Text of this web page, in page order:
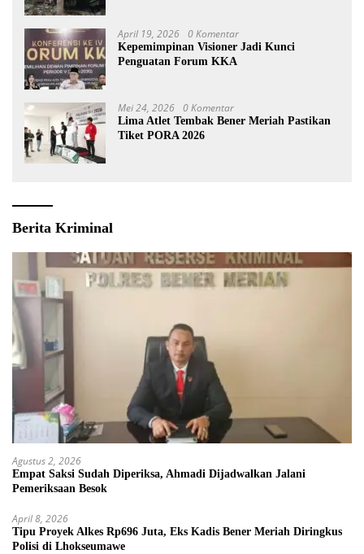
April 19, 2026 0 Komentar
Kepemimpinan Visioner Jadi Kunci
Penguatan Forum KKA
Mei 24, 2026 0 Komentar
Lima Atlet Tembak Bener Meriah Pastikan
Tiket PORA 2026
Berita Kriminal
Agustus 2, 2026
Empat Saksi Sudah Diperiksa, Ahmadi Dijadwalkan Jalani
Pemeriksaan Besok
April 8, 2026
Tipu Proyek Alkes Rp696 Juta, Eks Kadis Bener Meriah Diringkus
Polisi di Lhokseumawe